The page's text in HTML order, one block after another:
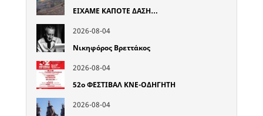
ΕΙΧΑΜΕ ΚΑΠΟΤΕ ΔΑΣΗ…
2026-08-04
Νικηφόρος Βρεττάκος
2026-08-04
52o ΦΕΣΤΙΒΑΛ ΚΝΕ-ΟΔΗΓΗΤΗ
2026-08-04